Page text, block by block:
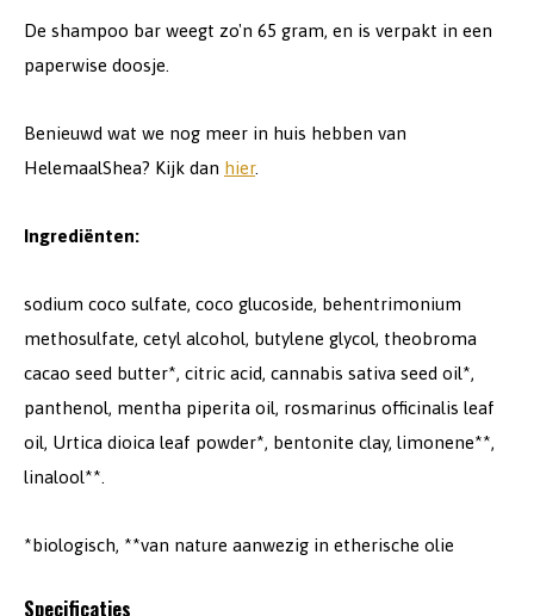
De shampoo bar weegt zo'n 65 gram, en is verpakt in een
paperwise doosje.
Benieuwd wat we nog meer in huis hebben van
HelemaalShea? Kijk dan hier.
Ingrediënten:
sodium coco sulfate, coco glucoside, behentrimonium
methosulfate, cetyl alcohol, butylene glycol, theobroma
cacao seed butter*, citric acid, cannabis sativa seed oil*,
panthenol, mentha piperita oil, rosmarinus officinalis leaf
oil, Urtica dioica leaf powder*, bentonite clay, limonene**,
linalool**.
*biologisch, **van nature aanwezig in etherische olie
Specificaties